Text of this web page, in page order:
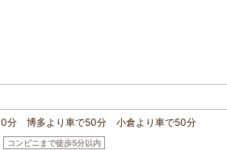
分 博多より車で50分 小倉より車で50分
コンビニまで徒歩5分以内